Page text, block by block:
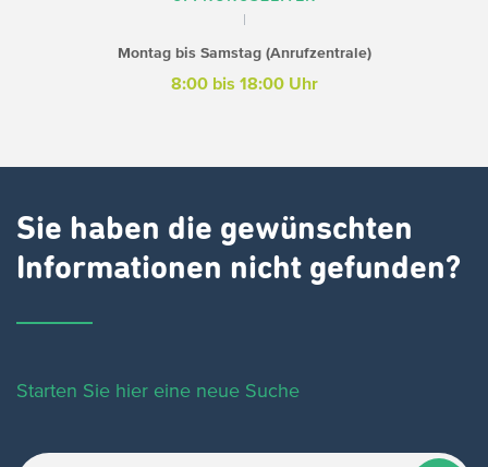
Montag bis Samstag (Anrufzentrale)
8:00 bis 18:00 Uhr
Sie haben die gewünschten
Informationen nicht gefunden?
Starten Sie hier eine neue Suche